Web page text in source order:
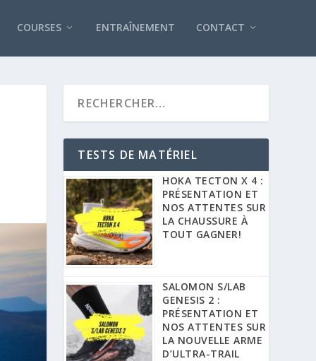
COURSES ENTRAÎNEMENT CONTACT
TESTS DE MATÉRIEL
HOKA TECTON X 4 :
PRÉSENTATION ET
NOS ATTENTES SUR
LA CHAUSSURE À
TOUT GAGNER!
SALOMON S/LAB
GENESIS 2 :
PRÉSENTATION ET
NOS ATTENTES SUR
LA NOUVELLE ARME
D’ULTRA-TRAIL